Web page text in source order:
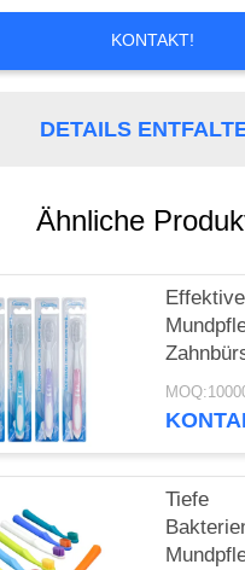
KONTAKT!
DETAILS
Ähnliche
Sanfte
Tiefe